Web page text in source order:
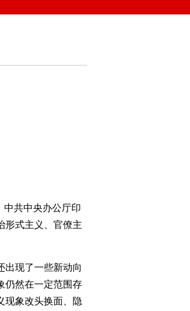
中共中央办公厅印
形式主义、官僚主
出现了一些新动向
仍然在一定范围存
现象改头换面、隐